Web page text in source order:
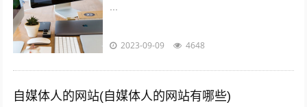
2023-09-09 4648
自媒体人的网站(自媒体人的网站有哪些)